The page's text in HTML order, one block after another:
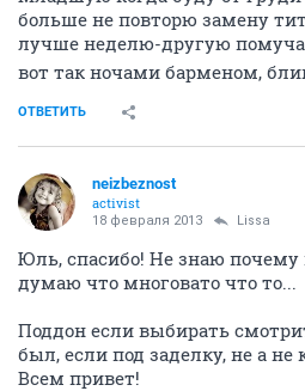
больше не повторю замену
лучше неделю-другую
вот так ночами барменом,
ОТВЕТИТЬ
neizbeznost
activist
18 февраля 2013 Lissa
Юль, спасибо! Не знаю почему
думаю что многовато что то...
Поддон если выбирать
был, если под заделку, не а не
Всем привет!